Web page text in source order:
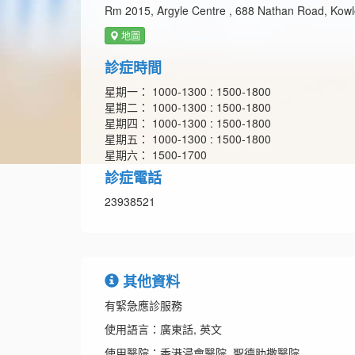
Rm 2015, Argyle Centre , 688 Nathan Road,
地圖
診症時間
星期一： 1000-1300 : 1500-1800
星期二： 1000-1300 : 1500-1800
星期四： 1000-1300 : 1500-1800
星期五： 1000-1300 : 1500-1800
星期六： 1500-1700
診症電話
23938521
其他資料
有緊急應診服務
使用語言：廣東話, 英文